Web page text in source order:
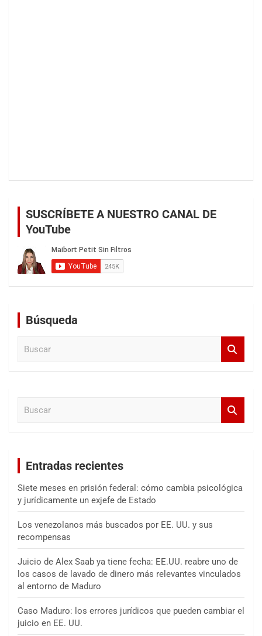
SUSCRÍBETE A NUESTRO CANAL DE
YouTube
Búsqueda
Entradas recientes
Siete meses en prisión federal: cómo cambia psicológica
y jurídicamente un exjefe de Estado
Los venezolanos más buscados por EE. UU. y sus
recompensas
Juicio de Alex Saab ya tiene fecha: EE.UU. reabre uno de
los casos de lavado de dinero más relevantes vinculados
al entorno de Maduro
Caso Maduro: los errores jurídicos que pueden cambiar el
juicio en EE. UU.